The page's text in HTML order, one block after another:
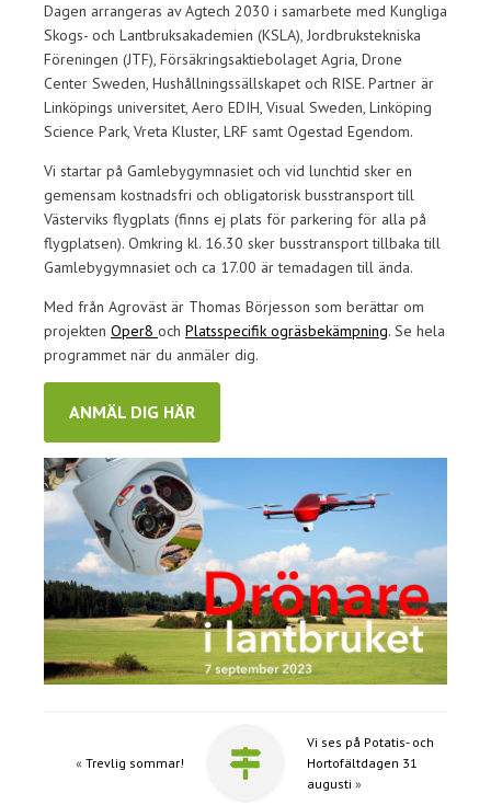
Dagen arrangeras av Agtech 2030 i samarbete med Kungliga
Skogs- och Lantbruksakademien (KSLA), Jordbrukstekniska
Föreningen (JTF), Försäkringsaktiebolaget Agria, Drone
Center Sweden, Hushållningssällskapet och RISE. Partner är
Linköpings universitet, Aero EDIH, Visual Sweden, Linköping
Science Park, Vreta Kluster, LRF samt Ogestad Egendom.
Vi startar på Gamlebygymnasiet och vid lunchtid sker en
gemensam kostnadsfri och obligatorisk busstransport till
Västerviks flygplats (finns ej plats för parkering för alla på
flygplatsen). Omkring kl. 16.30 sker busstransport tillbaka till
Gamlebygymnasiet och ca 17.00 är temadagen till ända.
Med från Agroväst är Thomas Börjesson som berättar om
projekten Oper8 och Platsspecifik ogräsbekämpning. Se hela
programmet när du anmäler dig.
ANMÄL DIG HÄR
« Trevlig sommar!
Vi ses på Potatis- och
Hortofältdagen 31
augusti »